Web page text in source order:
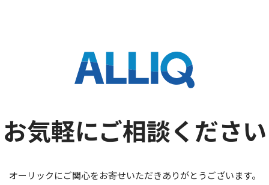
お気軽にご相談ください
オーリックにご関心をお寄せいただきありがとうございます。